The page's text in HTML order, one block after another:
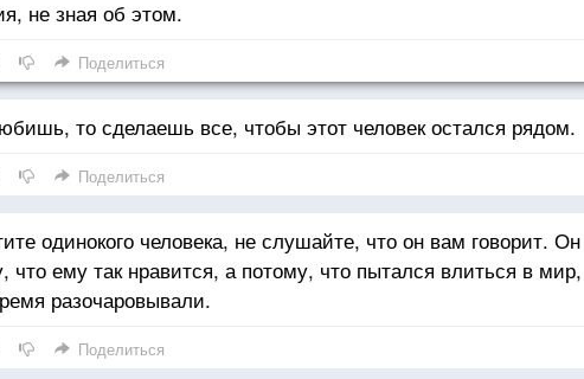
не зная об этом.
Поделиться
то сделаешь все, чтобы этот человек остался рядом.
Поделиться
одинокого человека, не слушайте, что он вам говорит. Он
что ему так нравится, а потому, что пытался влиться в
разочаровывали.
Поделиться